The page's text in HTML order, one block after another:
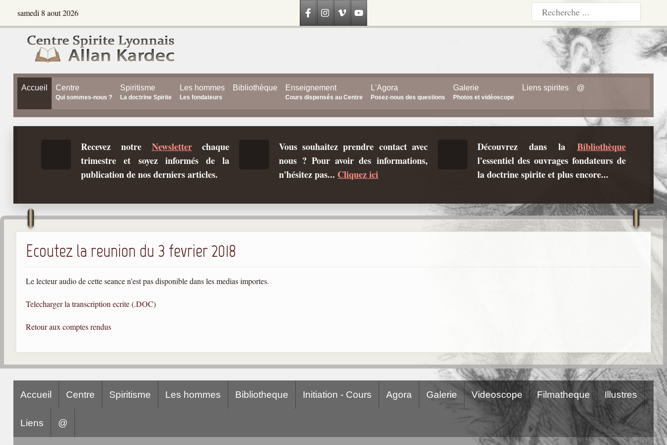
samedi 8 aout 2026
Accueil Centre
Qui sommes-nous ?
Spiritisme
La doctrine Spirite
Les hommes
Les fondateurs
Bibliothèque Enseignement
Cours dispensés au Centre
L'Agora
Posez-nous des questions
Galerie
Photos et vidéoscope
Liens spirites @
Recevez notre Newsletterchaque
trimestre et soyez informés de la
publication de nos derniers articles.
Vous souhaitez prendre contact avec
nous ? Pour avoir des informations,
n'hésitez pas... Cliquez ici
Découvrez dans la Bibliothèque
l'essentiel des ouvrages fondateurs de
la doctrine spirite et plus encore...
Ecoutez la reunion du 3 fevrier 2018
Le lecteur audio de cette seance n'est pas disponible dans les medias importes.
Telecharger la transcription ecrite (.DOC)
Retour aux comptes rendus
Accueil Centre Spiritisme Les hommes Bibliotheque Initiation - Cours Agora Galerie Videoscope Filmatheque Illustres
Liens @